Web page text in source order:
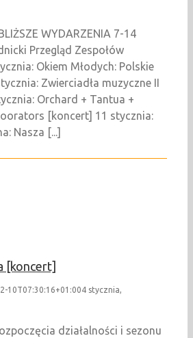
WYDARZENIA 7-14
Przegląd Zespołów
Okiem Młodych: Polskie
Zwierciadła muzyczne II
Orchard + Tantua +
[koncert] 11 stycznia:
Nasza [...]
[koncert]
10T07:30:16+01:004 stycznia,
działalności i sezonu